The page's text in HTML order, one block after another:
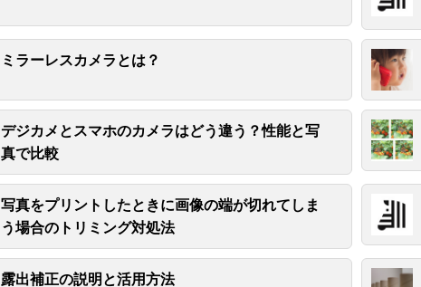
ミラーレスカメラとは？
デジカメとスマホのカメラはどう違う？性能と写
真で比較
写真をプリントしたときに画像の端が切れてしま
う場合のトリミング対処法
露出補正の説明と活用方法